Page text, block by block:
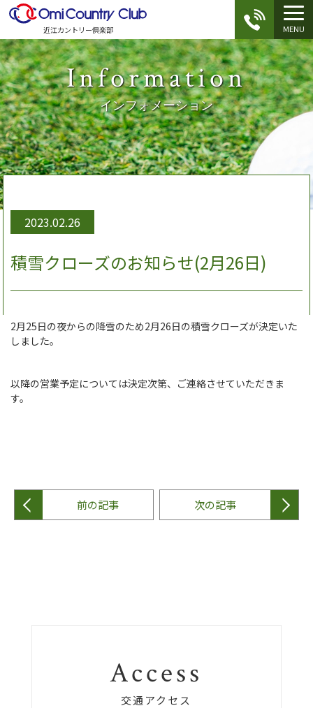
近江カントリー倶楽部 MENU
Information
インフォメーション
2023.02.26
積雪クローズのお知らせ(2月26日)
2月25日の夜からの降雪のため2月26日の積雪クローズが決定いた
しました。
以降の営業予定については決定次第、ご連絡させていただきま
す。
前の記事 次の記事
Access
交通アクセス